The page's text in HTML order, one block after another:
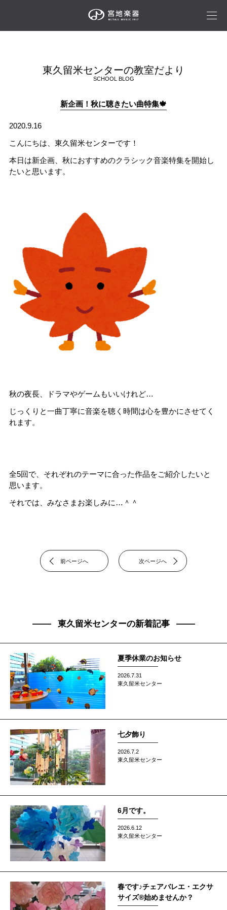
東久留米センターの教室だより
SCHOOL BLOG
新企画！秋に聴きたい曲特集🍁
2020.9.16
こんにちは、東久留米センターです！
本日は新企画、秋におすすめのクラシック音楽特集を開始し
たいと思います。
秋の夜長、ドラマやゲームもいいけれど…
じっくりと一曲丁寧に音楽を聴く時間は心を豊かにさせてく
れます。
全5回で、それぞれのテーマに合った作品をご紹介したいと
思います。
それでは、みなさまお楽しみに…＾＾
前ページへ 次ページへ
東久留米センターの新着記事
夏季休業のお知らせ
2026.7.31
東久留米センター
七夕飾り
2026.7.2
東久留米センター
6月です。
2026.6.12
東久留米センター
春です♪チェアバレエ・エクサ
サイズ®始めませんか？